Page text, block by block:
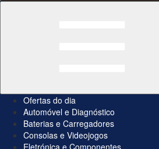
Ofertas do dia
Automóvel e Diagnóstico
Baterias e Carregadores
Consolas e Videojogos